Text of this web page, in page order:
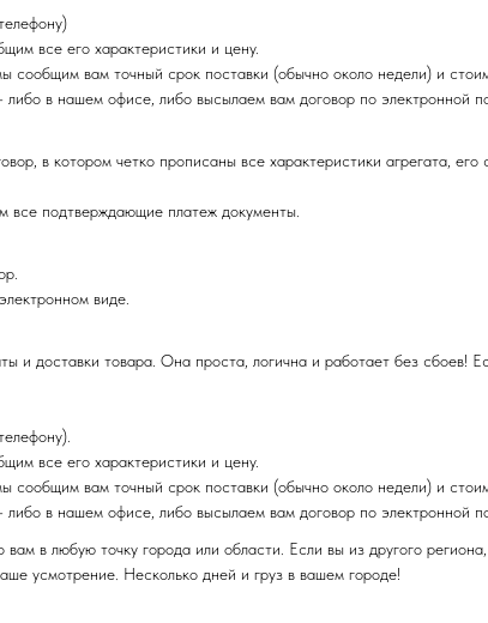
все его характеристики и цену.
сообщим вам точный срок поставки (обычно около недели) и
в нашем офисе, либо высылаем вам договор по электронной
в котором четко прописаны все характеристики агрегата,
подтверждающие платеж документы.
виде.
и доставки товара. Она проста, логична и работает без сбоев!
все его характеристики и цену.
сообщим вам точный срок поставки (обычно около недели) и
в нашем офисе, либо высылаем вам договор по электронной
в любую точку города или области. Если вы из другого
усмотрение. Несколько дней и груз в вашем городе!